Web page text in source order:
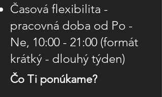
Časová flexibilita -
pracovná doba od Po -
Ne, 10:00 - 21:00 (formát
krátký - dlouhý týden)
Čo Ti ponúkame?